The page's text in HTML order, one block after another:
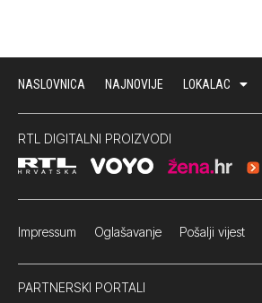
NASLOVNICA NAJNOVIJE LOKALAC
RTL DIGITALNI PROIZVODI
Impressum Oglašavanje Pošalji vijest
PARTNERSKI PORTALI